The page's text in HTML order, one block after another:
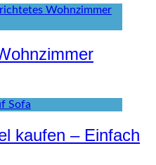
kaufen – Einfach